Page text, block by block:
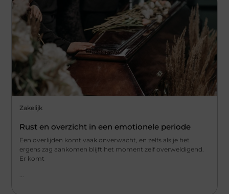
Zakelijk
Rust en overzicht in een emotionele periode
Een overlijden komt vaak onverwacht, en zelfs als je het
ergens zag aankomen blijft het moment zelf overweldigend.
Er komt
...